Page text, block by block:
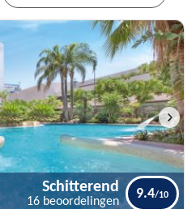
Schitterend
16 beoordelingen
9.4